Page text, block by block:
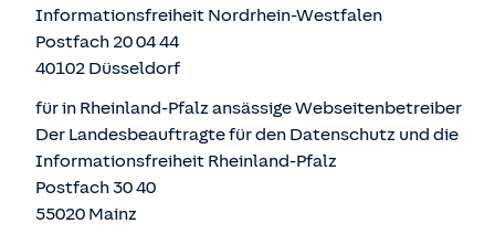
Informationsfreiheit Nordrhein-Westfalen
Postfach 20 04 44
40102 Düsseldorf
für in Rheinland-Pfalz ansässige Webseitenbetreiber
Der Landesbeauftragte für den Datenschutz und die
Informationsfreiheit Rheinland-Pfalz
Postfach 30 40
55020 Mainz